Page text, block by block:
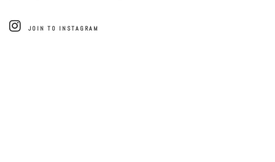
JOIN TO INSTAGRAM